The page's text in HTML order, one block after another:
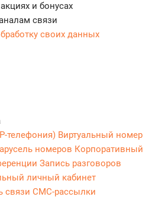
и бонусах
связи
своих данных
телефония) Виртуальный номер
номеров Корпоративный
Запись разговоров
личный кабинет
связи СМС-рассылки